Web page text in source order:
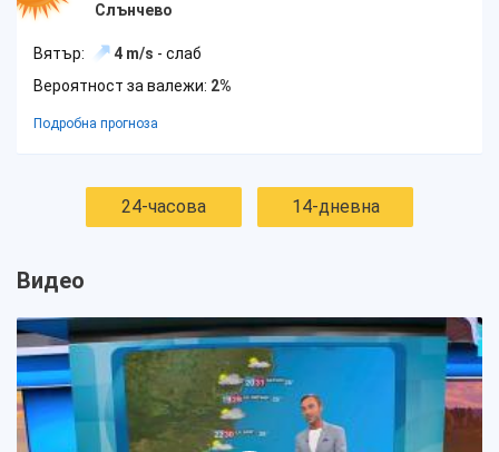
Слънчево
Вятър: 4 m/s - слаб
Вероятност за валежи: 2%
Подробна прогноза
24-часова 14-дневна
Видео